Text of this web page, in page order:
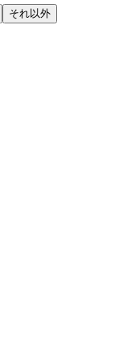
それ以外